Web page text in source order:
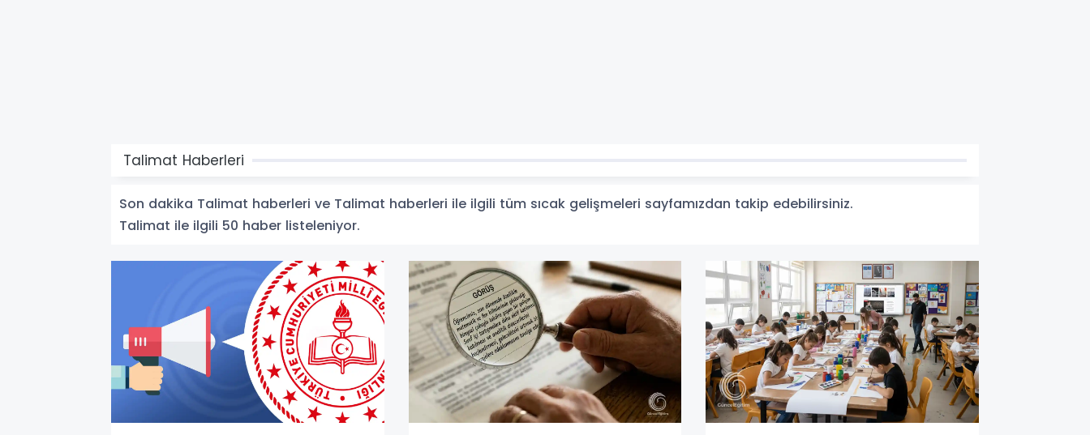
Talimat Haberleri
Son dakika Talimat haberleri ve Talimat haberleri ile ilgili tüm sıcak gelişmeleri sayfamızdan takip edebilirsiniz.
Talimat ile ilgili 50 haber listeleniyor.